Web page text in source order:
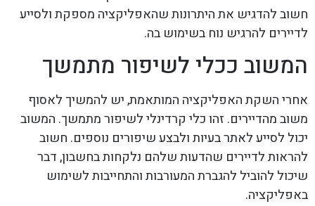
חשוב להדגיש את היתרונות שהאפליקציה מספקת ולסייע
לדיירים להרגיש נוח בשימוש בה.
המשוב ככלי לשיפור מתמשך
אחרי השקת האפליקציה המותאמת, יש להמשיך לאסוף
משוב מהדיירים. זהו כלי קרדינלי לשיפור מתמשך. המשוב
יכול לסייע לאתר בעיות ולבצע שיפורים נוספים. חשוב
להראות לדיירים שהדעות שלהם נלקחות בחשבון, דבר
שיכול להוביל להגברת המעורבות והתחייבות לשימוש
באפליקציה.